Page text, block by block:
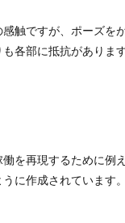
触ですが、ポーズを
各部に抵抗があります
働を再現するために例
に作成されています。